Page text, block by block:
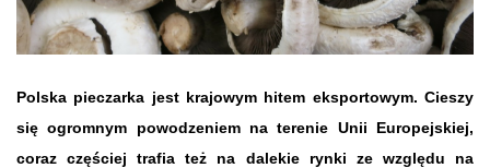
Polska pieczarka jest krajowym hitem eksportowym. Cieszy
się ogromnym powodzeniem na terenie Unii Europejskiej,
coraz częściej trafia też na dalekie rynki ze względu na